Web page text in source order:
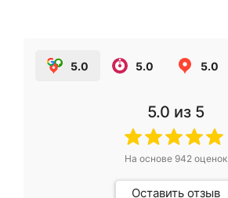
5.0 5.0 5.0
5.0 из 5
На основе 942оценок
Оставить отзыв